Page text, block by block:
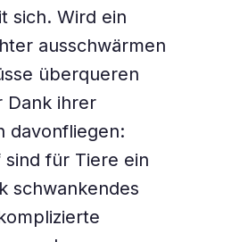
sich. Wird ein
ausschwärmen
überqueren
Dank ihrer
davonfliegen:
für Tiere ein
schwankendes